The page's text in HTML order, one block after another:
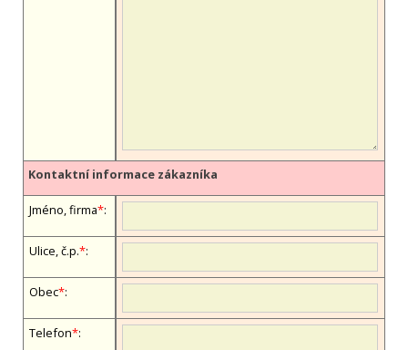
Kontaktní informace zákazníka
Jméno, firma*:
Ulice, č.p.*:
Obec*:
Telefon*: